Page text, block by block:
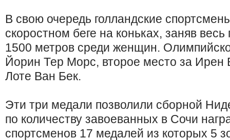
В свою очередь голландские
скоростном беге на коньках, заняв
1500 метров среди женщин.
Йорин Тер Морс, второе место за Ирен
Лоте Ван Бек.
Эти три медали позволили сборной
по количеству завоеванных в Сочи
спортсменов 17 медалей из которых 5